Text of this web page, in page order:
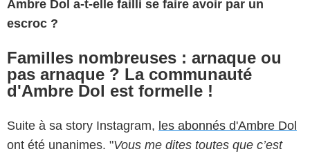
Ambre Dol a-t-elle failli se faire avoir par un
escroc ?
Familles nombreuses : arnaque ou
pas arnaque ? La communauté
d'Ambre Dol est formelle !
Suite à sa story Instagram, les abonnés d'Ambre Dol
ont été unanimes. "Vous me dites toutes que c’est